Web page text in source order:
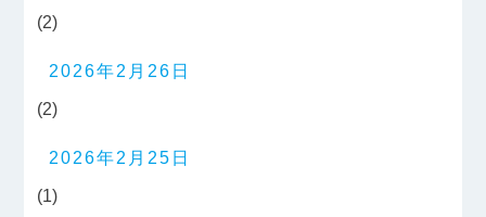
(2)
2026年2月26日
(2)
2026年2月25日
(1)